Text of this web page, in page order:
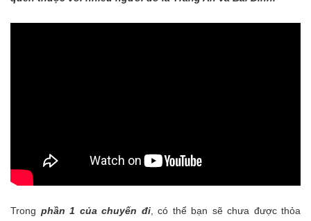
Trong phần 1 của chuyến đi, có thể bạn sẽ chưa được thỏa